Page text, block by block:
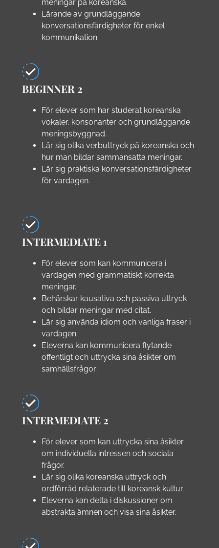
meningar på koreanska.
Lärande av grundläggande
konversationsfärdigheter för enkel
kommunikation.
BEGINNER 2
För elever som har studerat koreanska
vokaler, konsonanter och grundläggande
meningsbyggnad.
Lär sig olika verbuttryck på koreanska och
hur man bildar sammansatta meningar.
Lär sig praktiska konversationsfärdigheter
för vardagen.
INTERMEDIATE 1
För elever som kan kommunicera i
vardagen med grammatiskt korrekta
meningar.
Behärskar kausativa och passiva uttryck
och bildar meningar med citat.
Lär sig använda idiom och vanliga fraser i
vardagen.
Eleverna kan kommunicera flytande
offentligt och uttrycka sina åsikter om
samhällsfrågor.
INTERMEDIATE 2
För elever som kan uttrycka sina åsikter
om individuella intressen och sociala
frågor.
Lär sig olika koreanska uttryck och
ordförråd relaterade till koreansk kultur.
Eleverna kan delta i diskussioner om
abstrakta ämnen och visa sina åsikter.